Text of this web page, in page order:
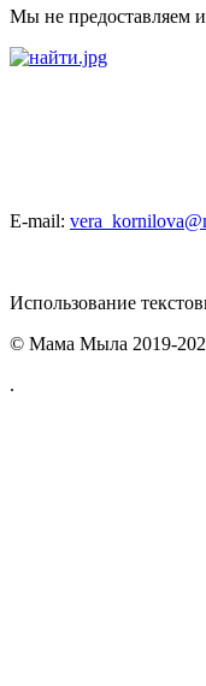
Мы не предоставляем
E-mail:
Использование
© Мама Мыла 2019-
.